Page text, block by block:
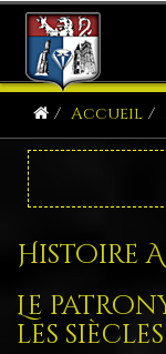
Accueil
Histoire
Le
les siècles